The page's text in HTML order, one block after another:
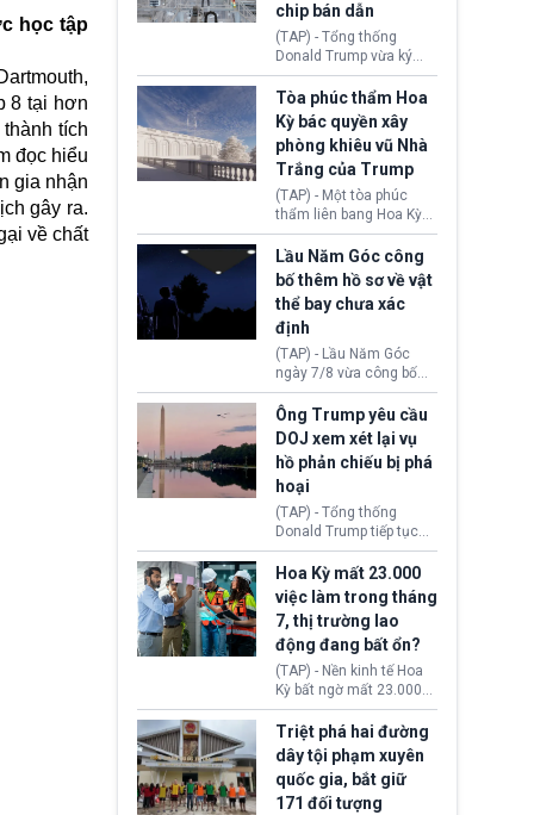
học tập
8 tại hơn
tích
đọc hiểu
gia nhận
gây ra.
về chất
chip bán dẫn
(TAP) - Tổng thống
Donald Trump vừa ký
sắc lệnh áp thuế bổ
sung 15% cùng cơ chế
giá sàn nhập khẩu
nghiêm ngặt đối với
polysilicon và các sản
phẩm hạ nguồn. Quyết
định này nhằm khôi
phục chuỗi cung ứng
công nghệ, năng lượng
mặt trời nội địa trước sự
thống trị của Trung
Quốc.
Tòa phúc thẩm Hoa
Kỳ bác quyền xây
phòng khiêu vũ Nhà
Trắng của Trump
(TAP) - Một tòa phúc
thẩm liên bang Hoa Kỳ
vừa phán quyết, chính
quyền Tổng thống
Donald Trump không có
quyền tự ý xây phòng
khiêu vũ mới rộng
khoảng 90.000 feet
vuông tại khu vực Cánh
Đông Nhà Trắng.
Lầu Năm Góc công
bố thêm hồ sơ về vật
thể bay chưa xác
định
(TAP) - Lầu Năm Góc
ngày 7/8 vừa công bố
thêm 41 hồ sơ liên quan
đến UFO hay còn được
gọi là hiện tượng bất
thường chưa xác định
(UAP). Những tài liệu này
bao gồm hình ảnh,
video, báo cáo từ nhiều
cơ quan khác nhau như
Cục Điều tra Liên bang
(FBI), Cơ quan Tình báo
Trung ương (CIA) và Bộ
Ngoại giao (DOS).
Ông Trump yêu cầu
DOJ xem xét lại vụ
hồ phản chiếu bị phá
hoại
(TAP) - Tổng thống
Donald Trump tiếp tục
cho rằng, hồ phản chiếu
trước Đài tưởng niệm
Lincoln bị phá hoại. Lãnh
đạo Nhà Trắng yêu cầu
Bộ Tư pháp (DOJ) xem
xét lại quyết định hủy
truy tố những cá nhân bị
nghi ngờ làm hư hại
công trình.
Hoa Kỳ mất 23.000
việc làm trong tháng
7, thị trường lao
động đang bất ổn?
(TAP) - Nền kinh tế Hoa
Kỳ bất ngờ mất 23.000
việc làm vào tháng 7,
cho thấy thị trường lao
động có dấu hiệu suy
yếu sau thời gian duy trì
tương đối ổn định suốt
nửa năm 2026.
Triệt phá hai đường
dây tội phạm xuyên
quốc gia, bắt giữ
171 đối tượng